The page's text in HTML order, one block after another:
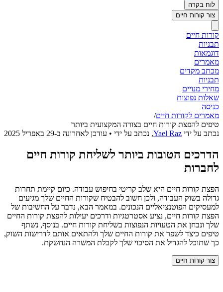
לוח בקרה
צור קורות חיים
קורות חיים
תבניות
דוגמאות
מאמרים
מכתב מקדים
תבניות
מחירי מנויים
שאלות נפוצות
כניסה
מאמרים לקורות חיים/
טיפים להפצת קורות חיים בצורה המקצועית ביותר
נכתב על ידי Yael Raz
, נכתב על ידי • עודכן לאחרונה ב-29 באפריל 2025
הדרכים הטובות ביותר לשליחת קורות חיים
לחברות
הפצת קורות חיים היא שלב קריטי בחיפוש עבודה. כיום קיימת תחרות
גדולה בשוק העבודה, ולכן חשוב להבטיח שקורות החיים שלך מגיעים
למעסיקים הפוטנציאליים הנכונים. במאמר הבא, נדבר על החשיבות של
הפצת קורות חיים, נציע אסטרטגיות ודרכים יעילות להפצת קורות החיים
שלך ונבחן את הטעויות הנפוצות בשליחת קורות חיים. בנוסף, נשתף
טיפים כיצד לשפר את קורות החיים שלך ולהתאים אותם לדרישות השוק,
כך שתוכל להגדיל את הסיכוי שלך לקבלת המשרה הנחשקת.
צור קורות חיים